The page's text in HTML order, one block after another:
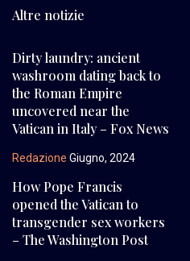
Altre notizie
Dirty laundry: ancient
washroom dating back to
the Roman Empire
uncovered near the
Vatican in Italy – Fox News
Redazione Giugno, 2024
How Pope Francis
opened the Vatican to
transgender sex workers
– The Washington Post